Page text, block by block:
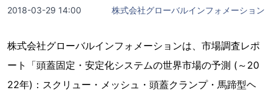
2018-03-29 14:00 株式会社グローバルインフォメーション
株式会社グローバルインフォメーションは、市場調査レポ
ート「頭蓋固定・安定化システムの世界市場の予測 (～20
22年)：スクリュー・メッシュ・頭蓋クランプ・馬蹄型ヘ